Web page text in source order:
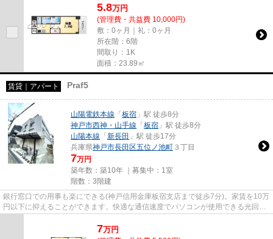
5.8万円
(管理費・共益費 10,000円)
敷：0ヶ月｜礼：0ヶ月
所在階：6階
間取り：1K
面積：23.89㎡
賃貸｜アパート Praf5
山陽電鉄本線 「 板宿 」駅 徒歩8分
神戸市西神・山手線 「 板宿 」駅 徒歩8分
山陽本線 「 新長田 」駅 徒歩17分
兵庫県神戸市長田区五位ノ池町 ３丁目
7万円
築年数：築10年 ｜募集中： 1室
階数：3階建
銀行窓口での用事も楽にできる(神戸信用金庫板宿支店まで徒歩7分)。家賃を10万
円以下に抑えることができます。快適な通信速度でパソコンが使用できる光回線
7万円